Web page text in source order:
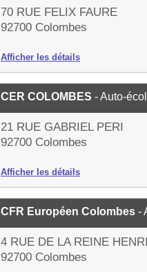
70 RUE FELIX FAURE
92700 Colombes
Afficher les détails
CER COLOMBES - Auto-
21 RUE GABRIEL PERI
92700 Colombes
Afficher les détails
CFR Européen Colombes -
4 RUE DE LA REINE
92700 Colombes